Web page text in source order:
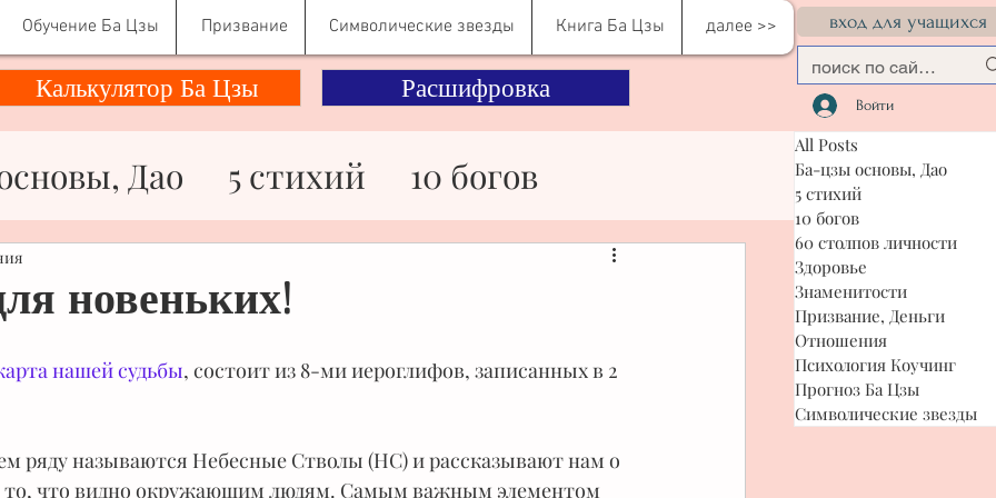
Обучение Ба Цзы Призвание Символические звезды Книга Ба Цзы далее >>
Калькулятор Ба Цзы Расшифровка
вход для учащихся
Войти
Дао 5 стихий
10 богов
Отношения
Психология Коучинг
Символические звезды
новеньких!
нашей судьбы, состоит из 8-ми иероглифов, записанных в 2
ряду называются Небесные Стволы (НС) и рассказывают нам о
то, что видно окружающим людям. Самым важным элементом
All Posts
Ба-цзы основы, Дао
5 стихий
10 богов
60 столпов личности
Здоровье
Знаменитости
Призвание, Деньги
Отношения
Психология Коучинг
Прогноз Ба Цзы
Символические звезды